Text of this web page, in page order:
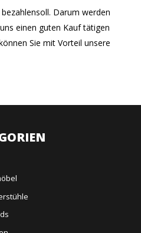
Darum werden
einen guten Kauf tätigen
Sie mit Vorteil unsere